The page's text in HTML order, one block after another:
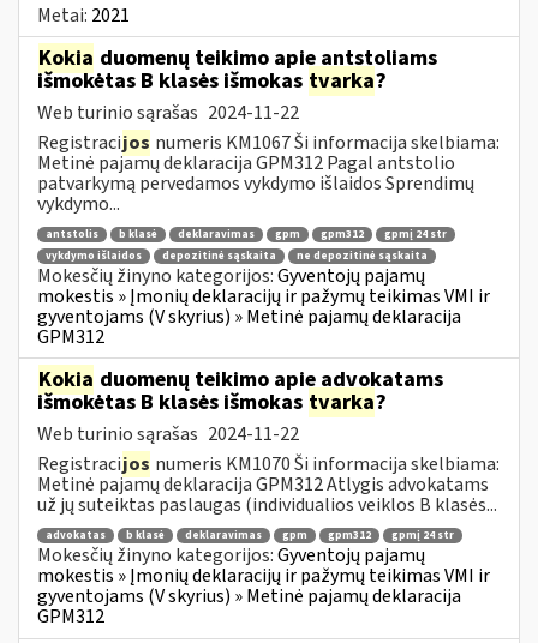
Metai: 2021
Kokia duomenų teikimo apie antstoliams
išmokėtas B klasės išmokas tvarka?
Web turinio sąrašas 2024-11-22
Registracijos numeris KM1067 Ši informacija skelbiama:
Metinė pajamų deklaracija GPM312 Pagal antstolio
patvarkymą pervedamos vykdymo išlaidos Sprendimų
vykdymo...
antstolis b klasė deklaravimas gpm gpm312
gpmį 24 str
vykdymo išlaidos
depozitinė sąskaita ne depozitinė sąskaita
Mokesčių žinyno kategorijos:Gyventojų pajamų
mokestis » Įmonių deklaracijų ir pažymų teikimas VMI ir
gyventojams (V skyrius) » Metinė pajamų deklaracija
GPM312
Kokia duomenų teikimo apie advokatams
išmokėtas B klasės išmokas tvarka?
Web turinio sąrašas 2024-11-22
Registracijos numeris KM1070 Ši informacija skelbiama:
Metinė pajamų deklaracija GPM312 Atlygis advokatams
už jų suteiktas paslaugas (individualios veiklos B klasės...
advokatas b klasė deklaravimas gpm gpm312 gpmį 24 str
Mokesčių žinyno kategorijos:Gyventojų pajamų
mokestis » Įmonių deklaracijų ir pažymų teikimas VMI ir
gyventojams (V skyrius) » Metinė pajamų deklaracija
GPM312